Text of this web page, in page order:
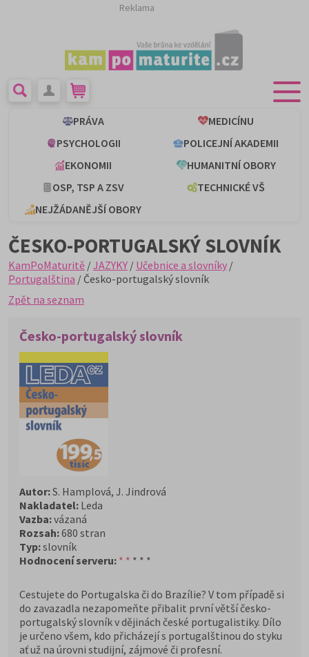
Reklama
PRÁVA
MEDICÍNU
PSYCHOLOGII
POLICEJNÍ AKADEMII
EKONOMII
HUMANITNÍ OBORY
OSP, TSP A ZSV
TECHNICKÉ VŠ
NEJŽÁDANĚJŠÍ OBORY
ČESKO-PORTUGALSKÝ SLOVNÍK
KamPoMaturitě /JAZYKY / Učebnice a slovníky /
Portugalština / Česko-portugalský slovník
Zpět na seznam
Česko-portugalský slovník
Autor:S. Hamplová, J. Jindrová
Nakladatel: Leda
Vazba:vázaná
Rozsah:680 stran
Typ:slovník
Hodnocení serveru: * * * * *
Cestujete do Portugalska či do Brazílie? V tom případě si
do zavazadla nezapomeňte přibalit první větší česko-
portugalský slovník v dějinách české portugalistiky. Dílo
je určeno všem, kdo přicházejí s portugalštinou do styku
ať už na úrovni studijní, zájmové či profesní.